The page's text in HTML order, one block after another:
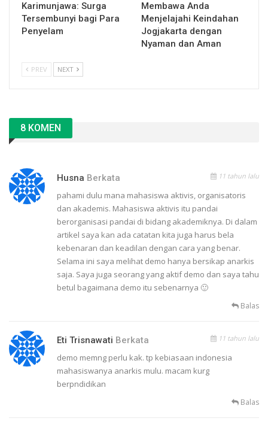
Karimunjawa: Surga
Tersembunyi bagi Para
Penyelam
Membawa Anda
Menjelajahi Keindahan
Jogjakarta dengan
Nyaman dan Aman
PREV NEXT
8 KOMEN
Husna Berkata 11 tahun lalu
pahami dulu mana mahasiswa aktivis, organisatoris
dan akademis. Mahasiswa aktivis itu pandai
berorganisasi pandai di bidang akademiknya. Di dalam
artikel saya kan ada catatan kita juga harus bela
kebenaran dan keadilan dengan cara yang benar.
Selama ini saya melihat demo hanya bersikap anarkis
saja. Saya juga seorang yang aktif demo dan saya tahu
betul bagaimana demo itu sebenarnya 🙂
Balas
Eti Trisnawati Berkata 11 tahun lalu
demo memng perlu kak. tp kebiasaan indonesia
mahasiswanya anarkis mulu. macam kurg
berpndidikan
Balas